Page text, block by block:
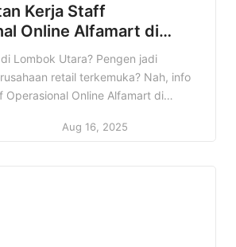
Kerja Staff
Online Alfamart di
Terbaru
Lombok Utara? Pengen jadi
retail terkemuka? Nah, info
Operasional Online Alfamart di
kesempatan emas ini ya! Di
Aug 16, 2025